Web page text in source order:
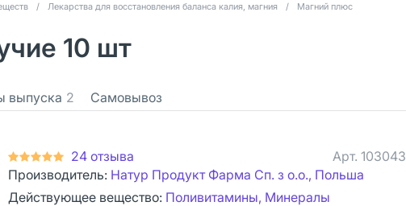
/ Лекарства для восстановления баланса калия, магния / Магний плюс
10 шт
выпуска 2 Самовывоз
24 отзыва Арт. 103043
Производитель: Натур Продукт Фарма Сп. з о.о., Польша
Действующее вещество: Поливитамины, Минералы